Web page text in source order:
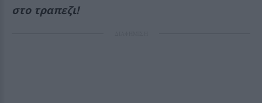
στο τραπεζι!